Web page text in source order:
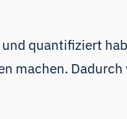
quantifiziert
machen.